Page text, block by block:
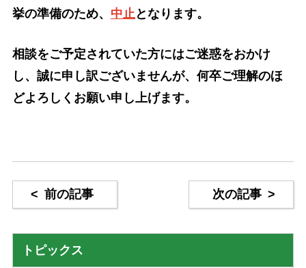
挙の準備のため、 中止となります。
相談をご予定されていた方にはご迷惑をおかけ
し、誠に申し訳ございませんが、何卒ご理解のほ
どよろしくお願い申し上げます。
< 前の記事 次の記事 >
トピックス